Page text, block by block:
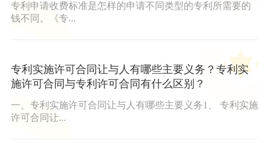
专利申请收费标准是怎样的申请不同类型的专利所需要的
钱不同。《专...
专利实施许可合同让与人有哪些主要义务？专利实
施许可合同与专利许可合同有什么区别？
一、专利实施许可合同让与人有哪些主要义务1、 专利实施
许可合同让...